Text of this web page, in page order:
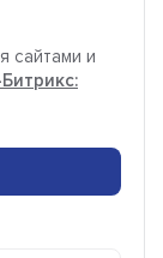
сайтами и